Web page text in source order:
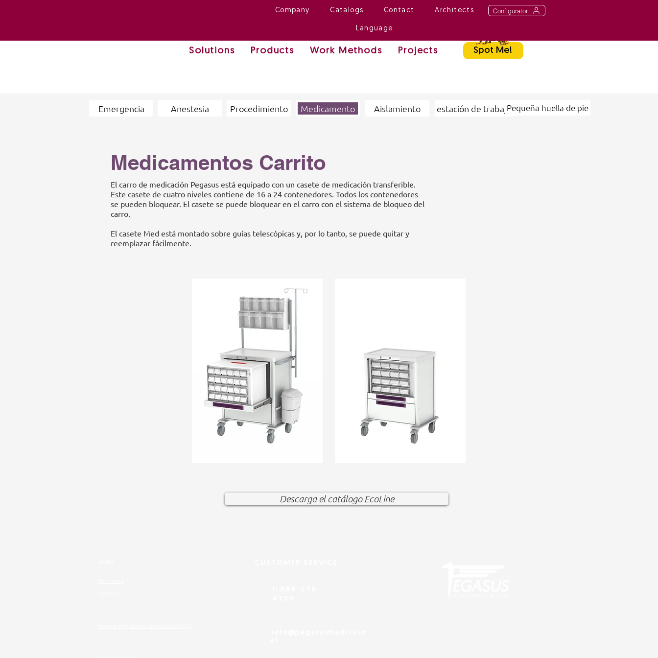
Solutions Products Work Methods Projects Spot Me!
Company Catalogs Contact Architects
Language
Configurator
Emergencia Anestesia Procedimiento Medicamento Aislamiento estación de trabajoPequeña huella de pie
Medicamentos Carrito
El carro de medicación Pegasus está equipado con un casete de medicación transferible.
Este casete de cuatro niveles contiene de 16 a 24 contenedores. Todos los contenedores
se pueden bloquear. El casete se puede bloquear en el carro con el sistema de bloqueo del
carro.
El casete Med está montado sobre guías telescópicas y, por lo tanto, se puede quitar y
reemplazar fácilmente.
Descarga el catálogo EcoLine